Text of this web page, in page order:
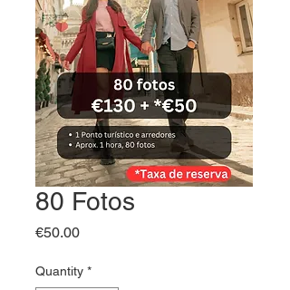
80 Fotos
€50.00Price
Quantity *